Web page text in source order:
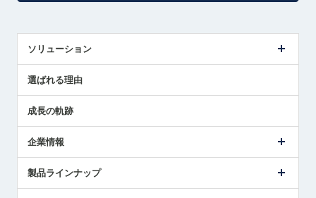
ソリューション
解決策提案
選ばれる理由
成長の軌跡
企業情報
ごあいさつ
製品ラインナップ